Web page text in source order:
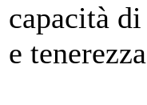
capacità
e